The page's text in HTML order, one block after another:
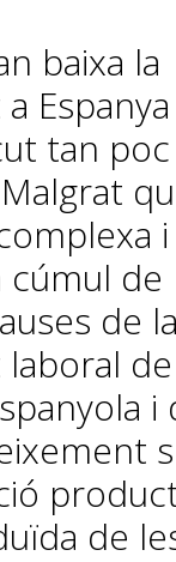
baixa la
tan
cúmul de
de
de
i
de